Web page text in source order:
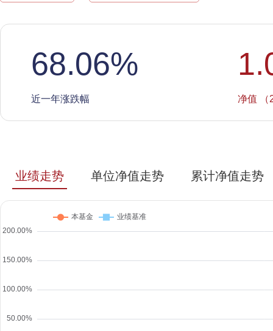
68.06%
近一年涨跌幅 净值 （
业绩走势 单位净值走势 累计净值走势